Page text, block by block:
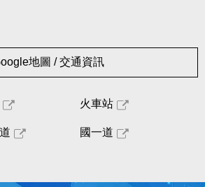
地圖 / 交通資訊
火車站
國一道